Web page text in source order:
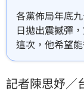
各黨佈局年底
日拋出震撼彈
這次，他希望
記者陳思妤／